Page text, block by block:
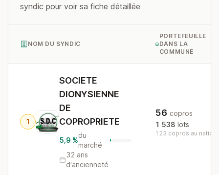
syndic pour voir sa fiche détaillée
NOM DU SYNDIC
PORTEFEUILLE
DANS LA
COMMUNE
1
SOCIETE
DIONYSIENNE
DE
COPROPRIETE
5,9 %
du
marché
32 ans
d'ancienneté
56 copros
1 538 lots
123 copros au